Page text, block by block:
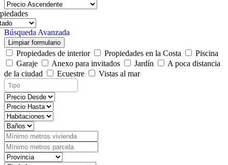
Búsqueda Avanzada
Limpiar formulario
Propiedades de interior Propiedades en la Costa
Piscina
Garaje
Anexo para invitados Jardín
A poca distancia
de la ciudad
Ecuestre Vistas al mar